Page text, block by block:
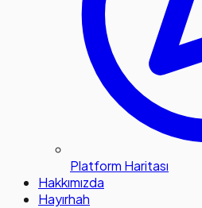
Platform Haritası
Hakkımızda
Hayırhah